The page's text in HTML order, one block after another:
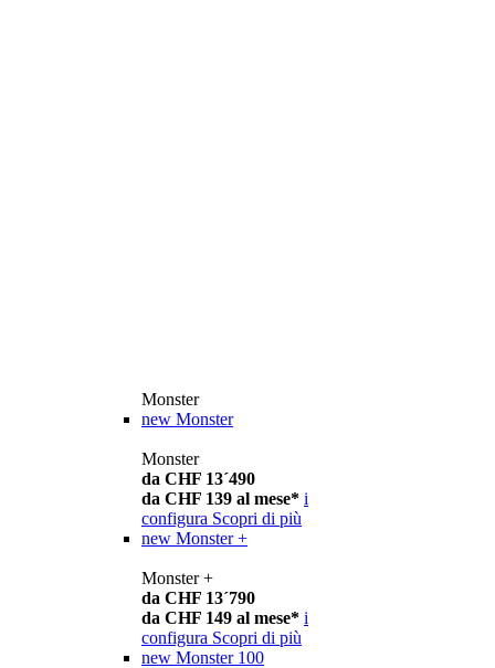
Monster
new Monster
Monster
da CHF 13´490
da CHF 139 al mese* i
configura Scopri di più
new Monster +
Monster +
da CHF 13´790
da CHF 149 al mese* i
configura Scopri di più
new Monster 100